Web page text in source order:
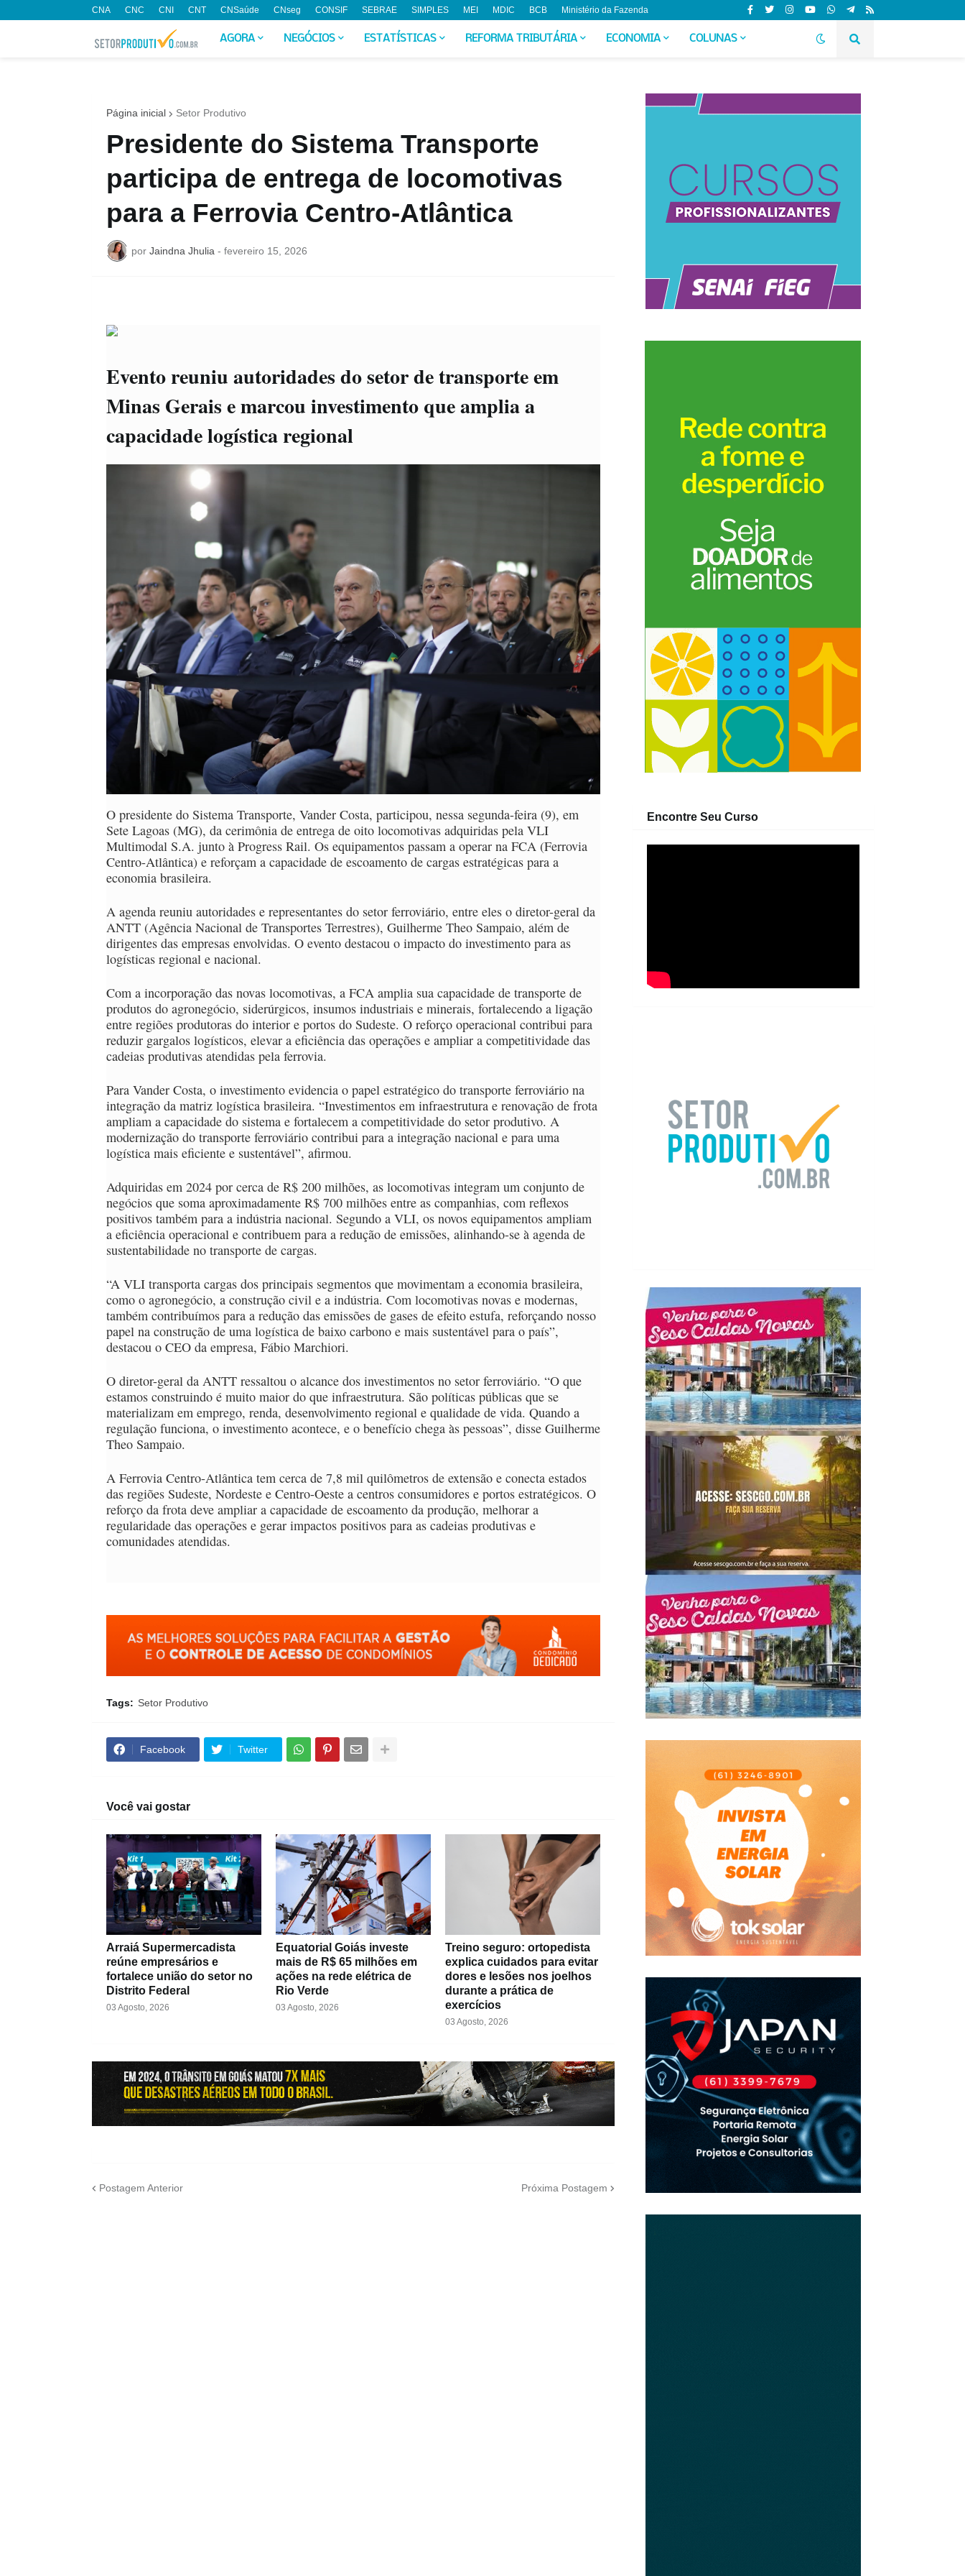
CNA CNC CNI CNT CNSaúde CNseg CONSIF SEBRAE SIMPLES MEI MDIC BCB Ministério da Fazenda
AGORA NEGÓCIOS ESTATÍSTICAS REFORMA TRIBUTÁRIA ECONOMIA COLUNAS
Página inicial Setor Produtivo
Presidente do Sistema Transporte
participa de entrega de locomotivas
para a Ferrovia Centro-Atlântica
por Jaindna Jhulia - fevereiro 15, 2026
Evento reuniu autoridades do setor de transporte em
Minas Gerais e marcou investimento que amplia a
capacidade logística regional
O presidente do Sistema Transporte, Vander Costa, participou, nessa segunda-feira (9), em
Sete Lagoas (MG), da cerimônia de entrega de oito locomotivas adquiridas pela VLI
Multimodal S.A. junto à Progress Rail. Os equipamentos passam a operar na FCA (Ferrovia
Centro-Atlântica) e reforçam a capacidade de escoamento de cargas estratégicas para a
economia brasileira.
A agenda reuniu autoridades e representantes do setor ferroviário, entre eles o diretor-geral da
ANTT (Agência Nacional de Transportes Terrestres), Guilherme Theo Sampaio, além de
dirigentes das empresas envolvidas. O evento destacou o impacto do investimento para as
logísticas regional e nacional.
Com a incorporação das novas locomotivas, a FCA amplia sua capacidade de transporte de
produtos do agronegócio, siderúrgicos, insumos industriais e minerais, fortalecendo a ligação
entre regiões produtoras do interior e portos do Sudeste. O reforço operacional contribui para
reduzir gargalos logísticos, elevar a eficiência das operações e ampliar a competitividade das
cadeias produtivas atendidas pela ferrovia.
Para Vander Costa, o investimento evidencia o papel estratégico do transporte ferroviário na
integração da matriz logística brasileira. “Investimentos em infraestrutura e renovação de frota
ampliam a capacidade do sistema e fortalecem a competitividade do setor produtivo. A
modernização do transporte ferroviário contribui para a integração nacional e para uma
logística mais eficiente e sustentável”, afirmou.
Adquiridas em 2024 por cerca de R$ 200 milhões, as locomotivas integram um conjunto de
negócios que soma aproximadamente R$ 700 milhões entre as companhias, com reflexos
positivos também para a indústria nacional. Segundo a VLI, os novos equipamentos ampliam
a eficiência operacional e contribuem para a redução de emissões, alinhando-se à agenda de
sustentabilidade no transporte de cargas.
“A VLI transporta cargas dos principais segmentos que movimentam a economia brasileira,
como o agronegócio, a construção civil e a indústria. Com locomotivas novas e modernas,
também contribuímos para a redução das emissões de gases de efeito estufa, reforçando nosso
papel na construção de uma logística de baixo carbono e mais sustentável para o país”,
destacou o CEO da empresa, Fábio Marchiori.
O diretor-geral da ANTT ressaltou o alcance dos investimentos no setor ferroviário. “O que
estamos construindo é muito maior do que infraestrutura. São políticas públicas que se
materializam em emprego, renda, desenvolvimento regional e qualidade de vida. Quando a
regulação funciona, o investimento acontece, e o benefício chega às pessoas”, disse Guilherme
Theo Sampaio.
A Ferrovia Centro-Atlântica tem cerca de 7,8 mil quilômetros de extensão e conecta estados
das regiões Sudeste, Nordeste e Centro-Oeste a centros consumidores e portos estratégicos. O
reforço da frota deve ampliar a capacidade de escoamento da produção, melhorar a
regularidade das operações e gerar impactos positivos para as cadeias produtivas e
comunidades atendidas.
Tags: Setor Produtivo
Facebook Twitter
Você vai gostar
Arraiá Supermercadista
reúne empresários e
fortalece união do setor no
Distrito Federal
03 Agosto, 2026
Equatorial Goiás investe
mais de R$ 65 milhões em
ações na rede elétrica de
Rio Verde
03 Agosto, 2026
Treino seguro: ortopedista
explica cuidados para evitar
dores e lesões nos joelhos
durante a prática de
exercícios
03 Agosto, 2026
Postagem Anterior Próxima Postagem
Encontre Seu Curso